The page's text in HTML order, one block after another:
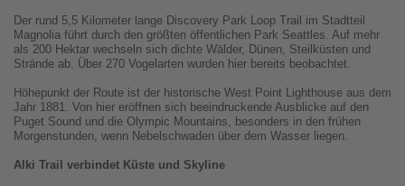
Der rund 5,5 Kilometer lange Discovery Park Loop Trail im Stadtteil
Magnolia führt durch den größten öffentlichen Park Seattles. Auf mehr
als 200 Hektar wechseln sich dichte Wälder, Dünen, Steilküsten und
Strände ab. Über 270 Vogelarten wurden hier bereits beobachtet.
Höhepunkt der Route ist der historische West Point Lighthouse aus dem
Jahr 1881. Von hier eröffnen sich beeindruckende Ausblicke auf den
Puget Sound und die Olympic Mountains, besonders in den frühen
Morgenstunden, wenn Nebelschwaden über dem Wasser liegen.
Alki Trail verbindet Küste und Skyline